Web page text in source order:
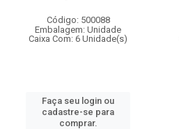
Código: 500088
Embalagem: Unidade
Caixa Com: 6 Unidade(s)
Faça seu login ou
cadastre-se para
comprar.